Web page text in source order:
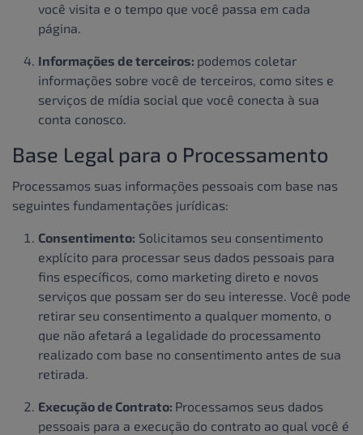
você visita e o tempo que você passa em cada
página.
Informações de terceiros: podemos coletar
informações sobre você de terceiros, como sites e
serviços de mídia social que você conecta à sua
conta conosco.
Base Legal para o Processamento
Processamos suas informações pessoais com base nas
seguintes fundamentações jurídicas:
Consentimento: Solicitamos seu consentimento
explícito para processar seus dados pessoais para
fins específicos, como marketing direto e novos
serviços que possam ser do seu interesse. Você pode
retirar seu consentimento a qualquer momento, o
que não afetará a legalidade do processamento
realizado com base no consentimento antes de sua
retirada.
Execução de Contrato: Processamos seus dados
pessoais para a execução do contrato ao qual você é